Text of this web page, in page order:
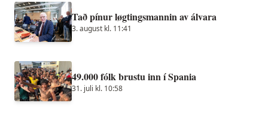
Tað pínur løgtingsmannin av álvara
3. august kl. 11:41
49.000 fólk brustu inn í Spania
31. juli kl. 10:58